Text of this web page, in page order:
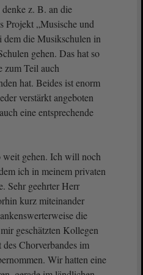
z. B. an die
Projekt „Musische und
dem die Musikschulen in
gehen. Das hat so
zum Teil auch
hat. Beides ist enorm
verstärkt angeboten
eine entsprechende
gehen. Ich will noch
ich in meinem privaten
Sehr geehrter Herr
kurz miteinander
die
geschätzten Kollegen
Chorverbandes im
Wir hatten eine